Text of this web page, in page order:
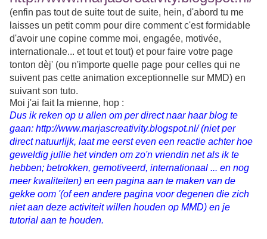
(enfin pas tout de suite tout de suite, hein, d'abord tu me
laisses un petit comm pour dire comment c'est formidable
d'avoir une copine comme moi, engagée, motivée,
internationale... et tout et tout) et pour faire votre page
tonton dèj' (ou n'importe quelle page pour celles qui ne
suivent pas cette animation exceptionnelle sur MMD) en
suivant son tuto.
Moi j'ai fait la mienne, hop :
Dus ik reken op u allen om per direct naar haar blog te
gaan: http://www.marjascreativity.blogspot.nl/ (niet per
direct natuurlijk, laat me eerst even een reactie achter hoe
geweldig jullie het vinden om zo'n vriendin net als ik te
hebben; betrokken, gemotiveerd, internationaal ... en nog
meer kwaliteiten) en een pagina aan te maken van de
gekke oom '(of een andere pagina voor degenen die zich
niet aan deze activiteit willen houden op MMD) en je
tutorial aan te houden.